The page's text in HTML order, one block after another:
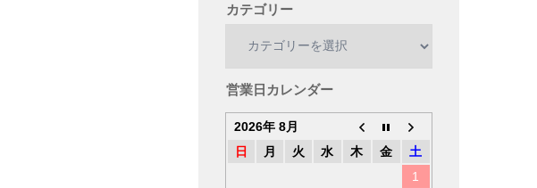
カテゴリー
リ
営業日カレンダー
2026年 8月
日
月 火 水 木 金
土
1